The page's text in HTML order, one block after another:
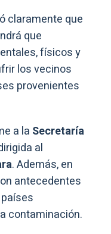
claramente que
que
físicos y
los vecinos
provenientes
a la Secretaría
al
. Además, en
antecedentes
contaminación.